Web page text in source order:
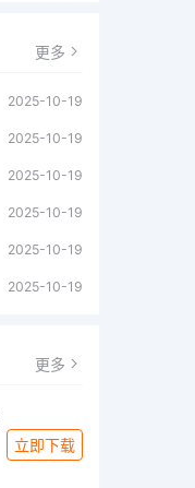
更多
2025-10-19
2025-10-19
2025-10-19
2025-10-19
2025-10-19
2025-10-19
更多
立即下载